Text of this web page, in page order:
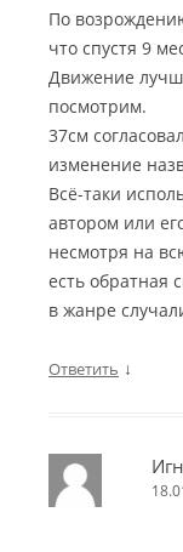
По
что спустя 9
Движение
посмотрим.
37см
изменение
Всё-таки
автором или
несмотря на
есть обратная
в жанре
Ответить ↓